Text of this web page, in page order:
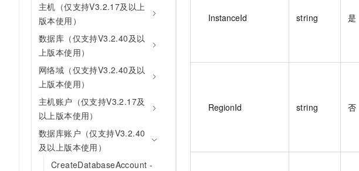
主机（仅支持V3.2.17及以上
版本使用）
数据库（仅支持V3.2.40及以
上版本使用）
网络域（仅支持V3.2.40及以
上版本使用）
主机账户（仅支持V3.2.17及
以上版本使用）
数据库账户（仅支持V3.2.40
及以上版本使用）
CreateDatabaseAccount -
InstanceId string 是
RegionId string 否